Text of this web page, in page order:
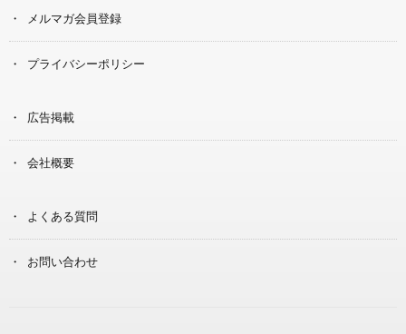
メルマガ会員登録
プライバシーポリシー
広告掲載
会社概要
よくある質問
お問い合わせ